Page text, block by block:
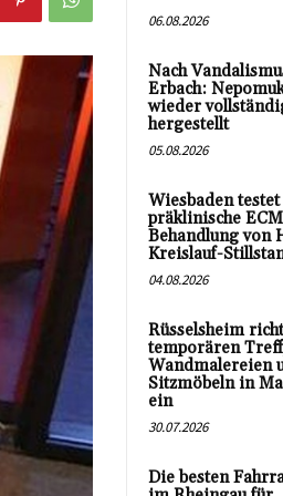
06.08.2026
Nach
Erbach:
wieder
hergestellt
05.08.2026
Wiesbaden testet
präklinische
Behandlung von
Kreislauf-
04.08.2026
Rüsselsheim
temporären
Wandmalereien
Sitzmöbeln in
ein
30.07.2026
Die besten